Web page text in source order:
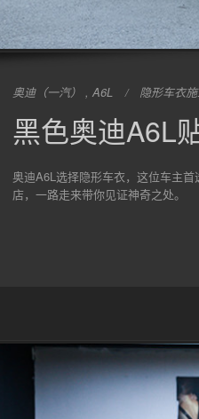
奥迪（一汽） , A6L 隐形车衣
黑色奥迪A6L
奥迪A6L选择隐形车衣，这位车主
店，一路走来带你见证神奇之处。